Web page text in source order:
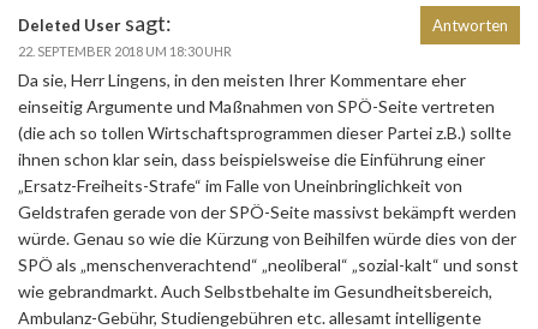
Deleted User sagt:
22. SEPTEMBER 2018 UM 18:30 UHR
Da sie, Herr Lingens, in den meisten Ihrer Kommentare eher
einseitig Argumente und Maßnahmen von SPÖ-Seite vertreten
(die ach so tollen Wirtschaftsprogrammen dieser Partei z.B.) sollte
ihnen schon klar sein, dass beispielsweise die Einführung einer
„Ersatz-Freiheits-Strafe“ im Falle von Uneinbringlichkeit von
Geldstrafen gerade von der SPÖ-Seite massivst bekämpft werden
würde. Genau so wie die Kürzung von Beihilfen würde dies von der
SPÖ als „menschenverachtend“ „neoliberal“ „sozial-kalt“ und sonst
wie gebrandmarkt. Auch Selbstbehalte im Gesundheitsbereich,
Ambulanz-Gebühr, Studiengebühren etc. allesamt intelligente
Antworten